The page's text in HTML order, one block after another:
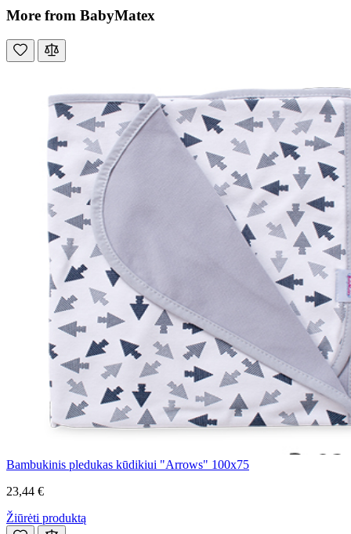
More from BabyMatex
Bambukinis pledukas kūdikiui "Arrows" 100x75
23,44 €
Žiūrėti produktą